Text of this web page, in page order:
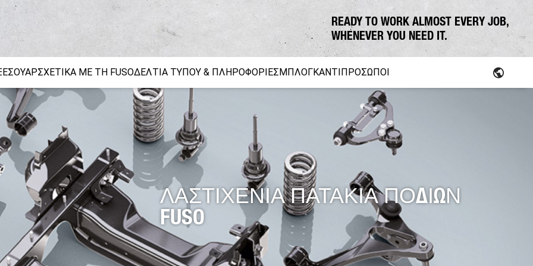
READY TO WORK ALMOST EVERY JOB,
WHENEVER YOU NEED IT.
Εργοταξιακή κυκλοφορία Αρχιτεκτονική κήπων και τοπίου
FUSO Γνήσια αξεσουάρ FUSO Canter TFI FUSO Value Parts
ΣΧΕΤΙΚΆ ΜΕ ΤΗ FUSOΔΕΛΤΊΑ ΤΎΠΟΥ & ΠΛΗΡΟΦΟΡΊΕΣΜΠΛΟΓΚΑΝΤΙΠΡΌΣΩΠΟΙ
ΛΑΣΤΙΧΕΝΙΑ ΠΑΤΑΚΙΑ ΠΟΔΙΩΝ
FUSO